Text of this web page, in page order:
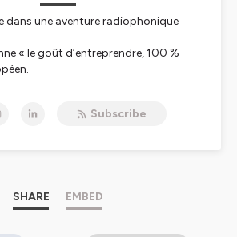
dans une aventure radiophonique
« le goût d’entreprendre, 100 %
auditeurs et confirme les liens
toutes les transitions vers un monde
Subscribe
SHARE EMBED